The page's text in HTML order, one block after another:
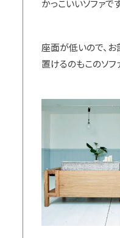
かっこいいソファです
座面が低いので、
置けるのもこのソフ